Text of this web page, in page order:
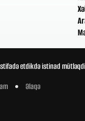
etdikdə istinad
Əlaqə